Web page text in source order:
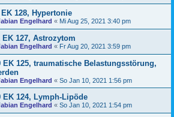
128, Hypertonie
Engelhard « Mi Aug 25, 2021 3:40 pm
127, Astrozytom
Engelhard « Fr Aug 20, 2021 3:59 pm
EK 125, traumatische Belastungsstörung,
Engelhard « So Jan 10, 2021 1:56 pm
EK 124, Lymph-Lipöde
Engelhard « So Jan 10, 2021 1:54 pm